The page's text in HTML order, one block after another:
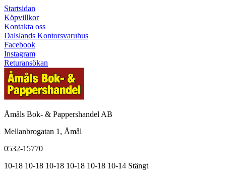
Startsidan
Köpvillkor
Kontakta oss
Dalslands Kontorsvaruhus
Facebook
Instagram
Returansökan
Åmåls Bok- & Pappershandel AB
Mellanbrogatan 1, Åmål
0532-15770
10-18 10-18 10-18 10-18 10-18 10-14 Stängt